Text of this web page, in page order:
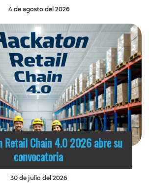
4 de agosto del 2026
Retail Chain 4.0 2026 abre su
convocatoria
30 de julio del 2026